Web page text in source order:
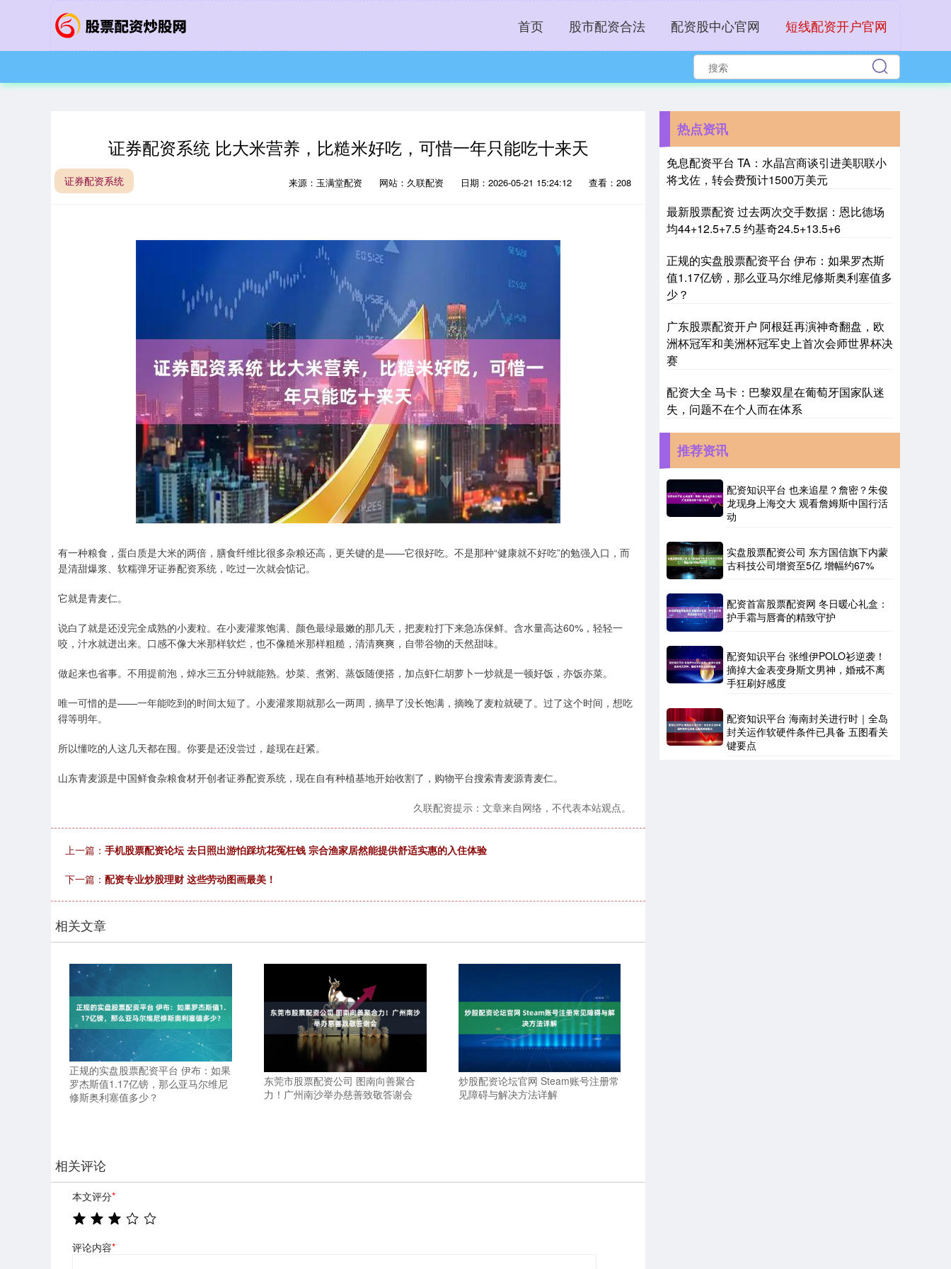
首页 股市配资合法 配资股中心官网 短线配资开户官网
证券配资系统 比大米营养，比糙米好吃，可惜一年只能吃十来天
证券配资系统 来源：玉满堂配资 网站：久联配资 日期：2026-05-21 15:24:12 查看：208
有一种粮食，蛋白质是大米的两倍，膳食纤维比很多杂粮还高，更关键的是——它很好吃。不是那种“健康就不好吃”的勉强入口，而
是清甜爆浆、软糯弹牙证券配资系统，吃过一次就会惦记。
它就是青麦仁。
说白了就是还没完全成熟的小麦粒。在小麦灌浆饱满、颜色最绿最嫩的那几天，把麦粒打下来急冻保鲜。含水量高达60%，轻轻一
咬，汁水就迸出来。口感不像大米那样软烂，也不像糙米那样粗糙，清清爽爽，自带谷物的天然甜味。
做起来也省事。不用提前泡，焯水三五分钟就能熟。炒菜、煮粥、蒸饭随便搭，加点虾仁胡萝卜一炒就是一顿好饭，亦饭亦菜。
唯一可惜的是——一年能吃到的时间太短了。小麦灌浆期就那么一两周，摘早了没长饱满，摘晚了麦粒就硬了。过了这个时间，想吃
得等明年。
所以懂吃的人这几天都在囤。你要是还没尝过，趁现在赶紧。
山东青麦源是中国鲜食杂粮食材开创者证券配资系统，现在自有种植基地开始收割了，购物平台搜索青麦源青麦仁。
久联配资提示：文章来自网络，不代表本站观点。
上一篇： 手机股票配资论坛 去日照出游怕踩坑花冤枉钱 宗合渔家居然能提供舒适实惠的入住体验
下一篇： 配资专业炒股理财 这些劳动图画最美！
相关文章
正规的实盘股票配资平台 伊布：如果
罗杰斯值1.17亿镑，那么亚马尔维尼
修斯奥利塞值多少？
东莞市股票配资公司 图南向善聚合
力！广州南沙举办慈善致敬答谢会
炒股配资论坛官网 Steam账号注册常
见障碍与解决方法详解
相关评论
本文评分*
评论内容*
热点资讯
免息配资平台 TA：水晶宫商谈引进美职联小
将戈佐，转会费预计1500万美元
最新股票配资 过去两次交手数据：恩比德场
均44+12.5+7.5 约基奇24.5+13.5+6
正规的实盘股票配资平台 伊布：如果罗杰斯
值1.17亿镑，那么亚马尔维尼修斯奥利塞值多
少？
广东股票配资开户 阿根廷再演神奇翻盘，欧
洲杯冠军和美洲杯冠军史上首次会师世界杯决
赛
配资大全 马卡：巴黎双星在葡萄牙国家队迷
失，问题不在个人而在体系
推荐资讯
配资知识平台 也来追星？詹密？朱俊
龙现身上海交大 观看詹姆斯中国行活
动
实盘股票配资公司 东方国信旗下内蒙
古科技公司增资至5亿 增幅约67%
配资首富股票配资网 冬日暖心礼盒：
护手霜与唇膏的精致守护
配资知识平台 张维伊POLO衫逆袭！
摘掉大金表变身斯文男神，婚戒不离
手狂刷好感度
配资知识平台 海南封关进行时｜全岛
封关运作软硬件条件已具备 五图看关
键要点